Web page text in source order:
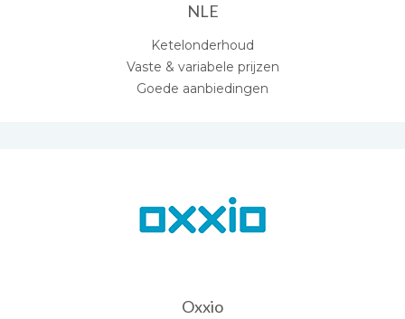
NLE
Ketelonderhoud
Vaste & variabele prijzen
Goede aanbiedingen
Oxxio